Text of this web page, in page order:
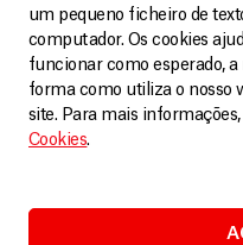
um pequeno ficheiro de
computador. Os cookies
funcionar como esperado,
forma como utiliza o nosso
site. Para mais
Cookies.